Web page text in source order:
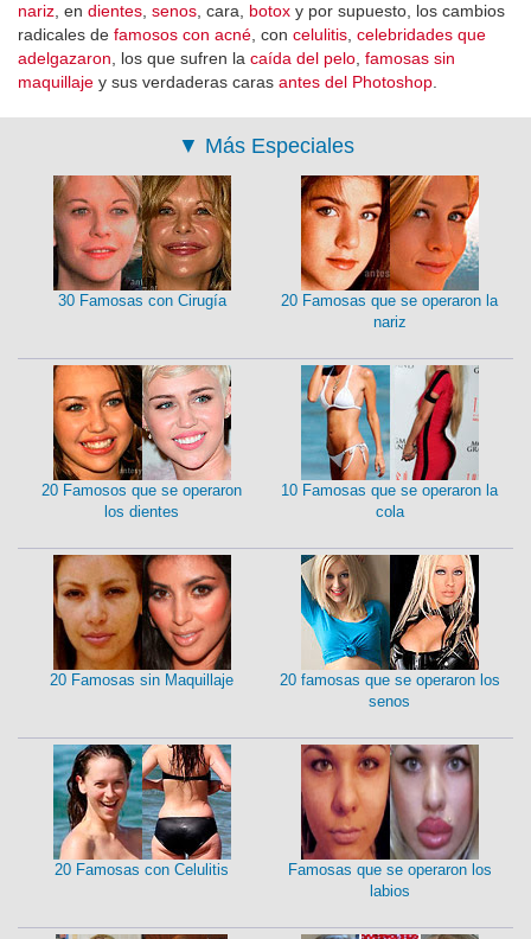
nariz , en dientes senos , cara, botox y por supuesto, los cambios
radicales de famosos con acné , con celulitis celebridades que
adelgazaron , los que sufren la caída del pelo famosas sin
maquillaje y sus verdaderas caras antes del Photoshop
▼ Más Especiales
30 Famosas con Cirugía
20 Famosas que se operaron la
nariz
20 Famosos que se operaron
los dientes
10 Famosas que se operaron la
cola
20 Famosas sin Maquillaje
20 famosas que se operaron los
senos
20 Famosas con Celulitis
Famosas que se operaron los
labios